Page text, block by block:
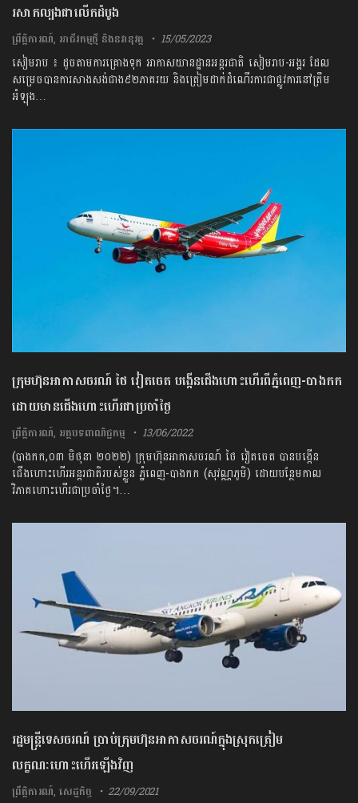
រសាកល្បងជាលើកដំបូង
ព្រឹត្តិការណ៍, អាជីវកម្មថ្មី និងនវានុវត្ត 15/05/2023
សៀមរាប ៖ ដូចតាមការគ្រោងទុក អាកាសយានដ្ឋានអន្តរជាតិ សៀមរាប-អង្គរ ដែល
សម្រេចបានការសាងសង់ជាង៩២ភាគរយ និងត្រៀមដាក់ដំណើរការជាផ្លូវការនៅត្រឹម
អំឡុង…
ក្រុមហ៊ុនអាកាសចរណ៍ ថៃ វៀតចេត បង្កើនជើងហោះហើរពីភ្នំពេញ-បាងកក
ដោយមានជើងហោះហើរជាប្រចាំថ្ងៃ
ព្រឹត្តិការណ៍, អត្ថបទពាណិជ្ជកម្ម 13/06/2022
(បាងកក,០៣ មិថុនា ២០២២) ក្រុមហ៊ុនអាកាសចរណ៍ ថៃ វៀតចេត បានបង្កើន
ជើងហោះហើរអន្តរជាតិរបស់ខ្លួន ភ្នំពេញ-បាងកក (សុវណ្ណភូមិ) ដោយបន្ថែមកាល
វិភាគហោះហើរជាប្រចាំថ្ងៃ។…
រដ្ឋមន្ត្រីទេសចរណ៍ ប្រាប់ក្រុមហ៊ុនអាកាសចរណ៍ក្នុងស្រុកត្រៀម
លក្ខណៈហោះហើរឡើងវិញ
ព្រឹត្តិការណ៍,សេដ្ឋកិច្ច 22/09/2021